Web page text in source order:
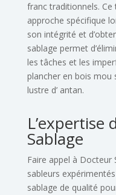
franc traditionnels.
approche spécifique
son intégrité et
sablage permet
les tâches et les
plancher en bois mou
lustre d’ antan.
L’expertise
Sablage
Faire appel à Docteur
sableurs
sablage de qualité